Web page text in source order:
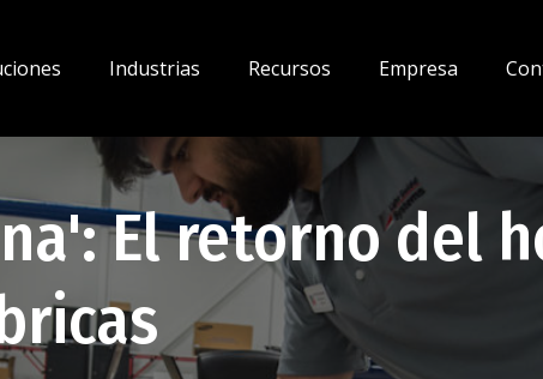
Industrias Recursos Empresa
El retorno del